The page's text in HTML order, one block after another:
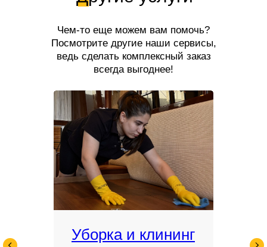
Чем-то еще можем вам помочь?
Посмотрите другие наши сервисы,
ведь сделать комплексный заказ
всегда выгоднее!
Уборка и клининг